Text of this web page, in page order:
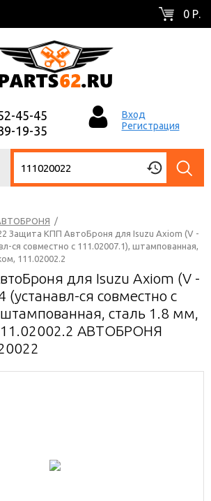
0 Р.
45-45
19-35
Вход
Регистрация
/
Защита КПП АвтоБроня для Isuzu Axiom (V -
ся совместно с 111.02007.1), штампованная,
111.02002.2
для Isuzu Axiom (V -
ся совместно с
сталь 1.8 мм,
АВТОБРОНЯ